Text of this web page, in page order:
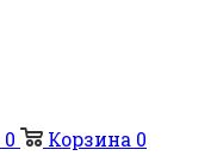
0 Корзина 0